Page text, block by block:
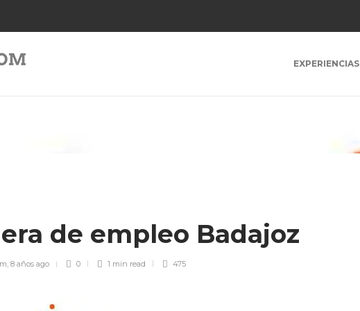
EXPERIENCIAS
de empleo Badajoz
, 8 años ago 0 1 min read 475